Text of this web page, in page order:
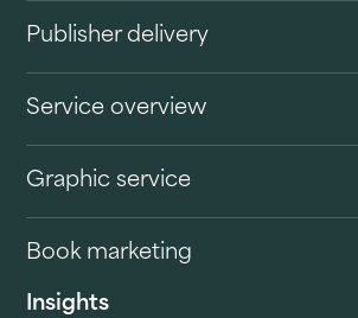
Publisher delivery
Service overview
Graphic service
Book marketing
Insights